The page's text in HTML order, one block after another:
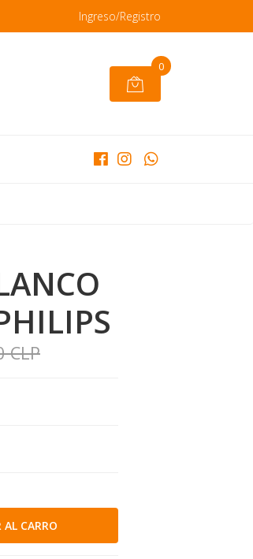
Ingreso/Registro
0
CLP